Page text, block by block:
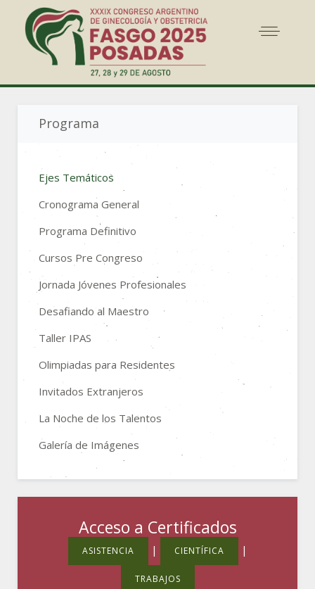
Acceso a Certificados
ASISTENCIA | CIENTÍFICA |
TRABAJOS
Programa
Ejes Temáticos
Cronograma General
Programa Definitivo
Cursos Pre Congreso
Jornada Jóvenes Profesionales
Desafiando al Maestro
Taller IPAS
Olimpiadas para Residentes
Invitados Extranjeros
La Noche de los Talentos
Galería de Imágenes